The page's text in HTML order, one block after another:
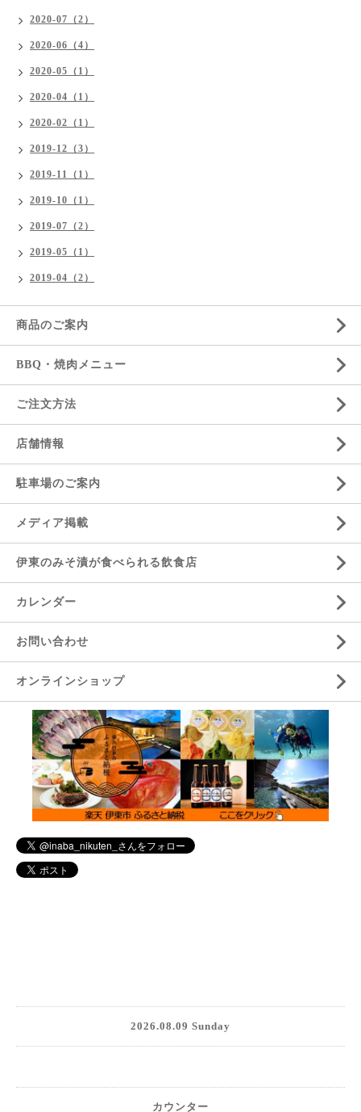
2020-07（2）
2020-06（4）
2020-05（1）
2020-04（1）
2020-02（1）
2019-12（3）
2019-11（1）
2019-10（1）
2019-07（2）
2019-05（1）
2019-04（2）
商品のご案内
BBQ・焼肉メニュー
ご注文方法
店舗情報
駐車場のご案内
メディア掲載
伊東のみそ漬が食べられる飲食店
カレンダー
お問い合わせ
オンラインショップ
2026.08.09 Sunday
カウンター